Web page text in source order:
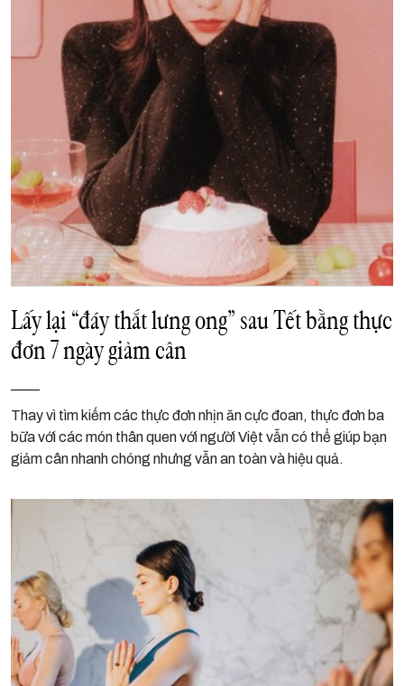
Lấy lại “đáy thắt lưng ong” sau Tết bằng thực
đơn 7 ngày giảm cân
Thay vì tìm kiếm các thực đơn nhịn ăn cực đoan, thực đơn ba
bữa với các món thân quen với người Việt vẫn có thể giúp bạn
giảm cân nhanh chóng nhưng vẫn an toàn và hiệu quả.